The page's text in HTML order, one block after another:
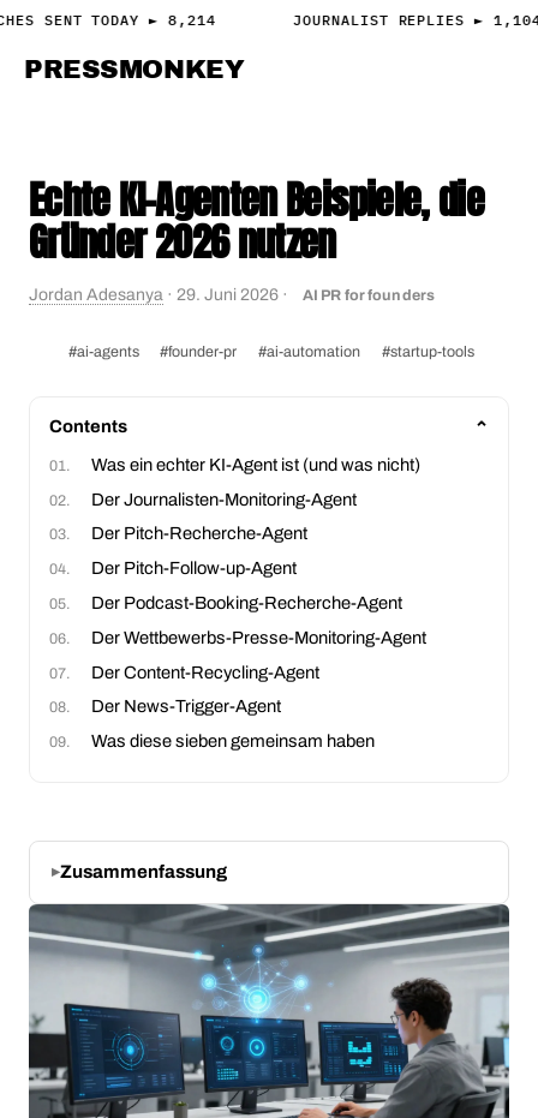
Echte KI-Agenten Beispiele, die
Gründer 2026 nutzen
Jordan Adesanya · 29. Juni 2026 · AI PR for founders
#ai-agents #founder-pr #ai-automation #startup-tools
Zusammenfassung
Contents
Was ein echter KI-Agent ist (und was nicht)
Der Journalisten-Monitoring-Agent
Der Pitch-Recherche-Agent
Der Pitch-Follow-up-Agent
Der Podcast-Booking-Recherche-Agent
Der Wettbewerbs-Presse-Monitoring-Agent
Der Content-Recycling-Agent
Der News-Trigger-Agent
Was diese sieben gemeinsam haben
SENT TODAY ► 8,214 JOURNALIST REPLIES ► 1,104
PRESS MONKEY